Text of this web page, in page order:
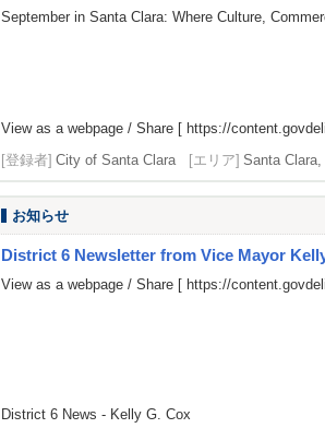
September in Santa Clara: Where Culture,
View as a webpage / Share [ https://
[登録者] City of Santa Clara [エリア] Santa Clara,
お知らせ
District 6 Newsletter from Vice Mayor
View as a webpage / Share [ https://
District 6 News - Kelly G. Cox